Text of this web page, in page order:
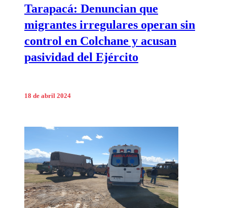
Tarapacá: Denuncian que
migrantes irregulares operan sin
control en Colchane y acusan
pasividad del Ejército
18 de abril 2024